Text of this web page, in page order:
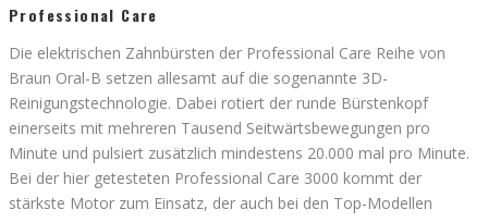
Professional Care
Die elektrischen Zahnbürsten der Professional Care Reihe von
Braun Oral-B setzen allesamt auf die sogenannte 3D-
Reinigungstechnologie. Dabei rotiert der runde Bürstenkopf
einerseits mit mehreren Tausend Seitwärtsbewegungen pro
Minute und pulsiert zusätzlich mindestens 20.000 mal pro Minute.
Bei der hier getesteten Professional Care 3000 kommt der
stärkste Motor zum Einsatz, der auch bei den Top-Modellen